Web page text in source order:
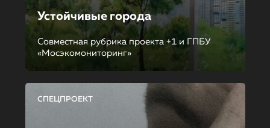
Устойчивые города
Совместная рубрика проекта +1 и ГПБУ
«Мосэкомониторинг»
СПЕЦПРОЕКТ